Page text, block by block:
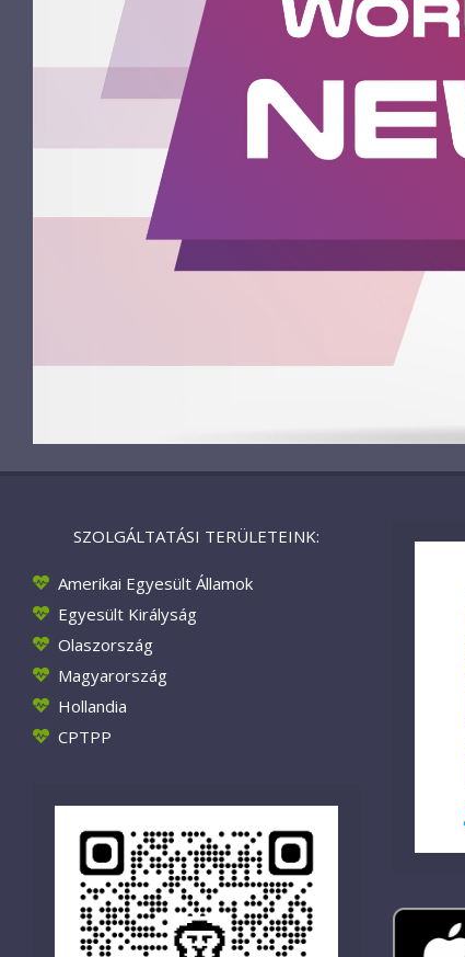
SZOLGÁLTATÁSI TERÜLETEINK:
Amerikai Egyesült Államok
Egyesült Királyság
Olaszország
Magyarország
Hollandia
CPTPP